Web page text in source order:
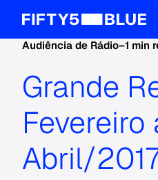
Audiência de Rádio–1 min
Grande
Fevereiro
Abril/